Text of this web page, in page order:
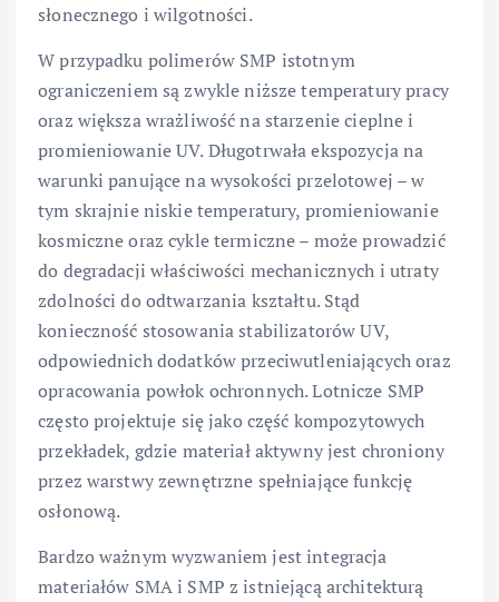
słonecznego i wilgotności.
W przypadku polimerów SMP istotnym
ograniczeniem są zwykle niższe temperatury pracy
oraz większa wrażliwość na starzenie cieplne i
promieniowanie UV. Długotrwała ekspozycja na
warunki panujące na wysokości przelotowej – w
tym skrajnie niskie temperatury, promieniowanie
kosmiczne oraz cykle termiczne – może prowadzić
do degradacji właściwości mechanicznych i utraty
zdolności do odtwarzania kształtu. Stąd
konieczność stosowania stabilizatorów UV,
odpowiednich dodatków przeciwutleniających oraz
opracowania powłok ochronnych. Lotnicze SMP
często projektuje się jako część kompozytowych
przekładek, gdzie materiał aktywny jest chroniony
przez warstwy zewnętrzne spełniające funkcję
osłonową.
Bardzo ważnym wyzwaniem jest integracja
materiałów SMA i SMP z istniejącą architekturą